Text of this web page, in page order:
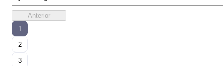
Anterior
1
2
3